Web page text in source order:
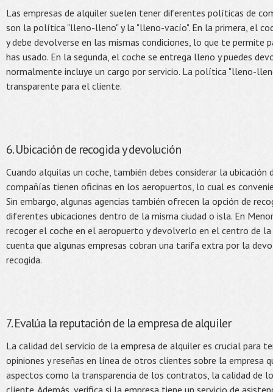
Las empresas de alquiler suelen tener diferentes políticas de
son la política "lleno-lleno" y la "lleno-vacío". En la primera, el
y debe devolverse en las mismas condiciones, lo que te permite
has usado. En la segunda, el coche se entrega lleno y puedes
normalmente incluye un cargo por servicio. La política "lleno-
transparente para el cliente.
6. Ubicación de recogida y devolución
Cuando alquilas un coche, también debes considerar la ubicación
compañías tienen oficinas en los aeropuertos, lo cual es
Sin embargo, algunas agencias también ofrecen la opción de
diferentes ubicaciones dentro de la misma ciudad o isla. En
recoger el coche en el aeropuerto y devolverlo en el centro de la
cuenta que algunas empresas cobran una tarifa extra por la
recogida.
7. Evalúa la reputación de la empresa de alquiler
La calidad del servicio de la empresa de alquiler es crucial para
opiniones y reseñas en línea de otros clientes sobre la empresa
aspectos como la transparencia de los contratos, la calidad de
cliente. Además, verifica si la empresa tiene un servicio de